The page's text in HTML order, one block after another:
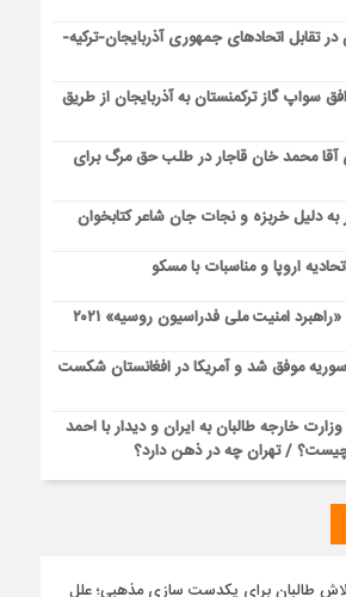
تقابل اتحادهای جمهوری آذربایجان-ترکیه-
سواپ گاز ترکمنستان به آذربایجان از طریق
آقا محمد خان قاجار در طلب حق مرگ برای
به دلیل خربزه و نجات جان شاعر کتابخوان
اروپا و مناسبات با مسکو
امنیت ملی فدراسیون روسیه» ۲۰۲۱
موفق شد و آمریکا در افغانستان شکست
خارجه طالبان به ایران و دیدار با احمد
چیست؟ / تهران چه در ذهن دارد؟
طالبان برای یکدست سازی مذهبی؛ علل